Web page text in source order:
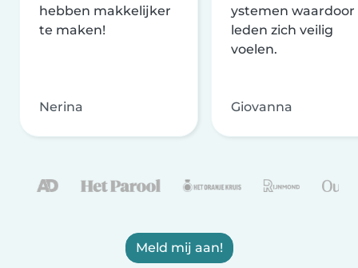
hebben makkelijker
te maken!
Nerina
ystemen waardoor
leden zich veilig
voelen.
Giovanna
Meld mij aan!